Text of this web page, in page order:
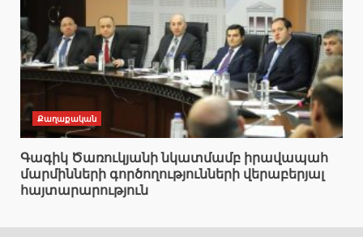
Քաղաքական
Գագիկ Ծառուկյանի նկատմամբ իրավապահ
մարմինների գործողությունների վերաբերյալ
հայտարարություն